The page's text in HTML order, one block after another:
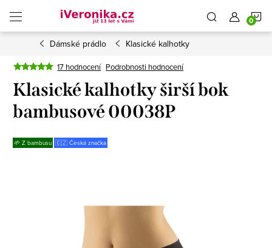
obsah
Dámské prádlo Klasické kalhotky
17 hodnocení Podrobnosti hodnocení
Klasické kalhotky širší bok
bambusové 00038P
🌱 Z bambusu 🇨🇿 Česká značka